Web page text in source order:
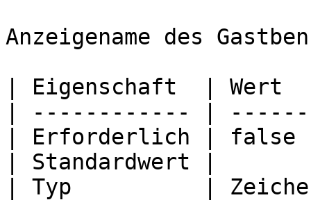
Anzeigename des
| Eigenschaft  |
| ------------ |
| Erforderlich |
| Standardwert |
| Typ          |